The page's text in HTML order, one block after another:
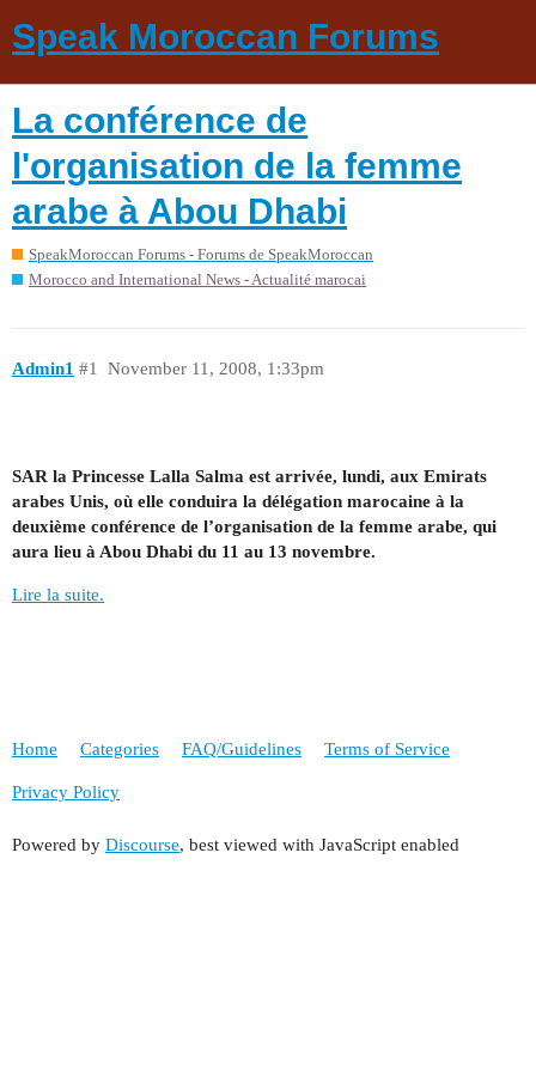
Speak Moroccan Forums
La conférence de
l'organisation de la femme
arabe à Abou Dhabi
SpeakMoroccan Forums - Forums de SpeakMoroccan
Morocco and International News - Actualité marocai
Admin1 November 11, 2008, 1:33pm
#1
SAR la Princesse Lalla Salma est arrivée, lundi, aux Emirats
arabes Unis, où elle conduira la délégation marocaine à la
deuxième conférence de l’organisation de la femme arabe, qui
aura lieu à Abou Dhabi du 11 au 13 novembre.
Lire la suite.
Home Categories FAQ/Guidelines Terms of Service
Privacy Policy
Powered by Discourse, best viewed with JavaScript enabled